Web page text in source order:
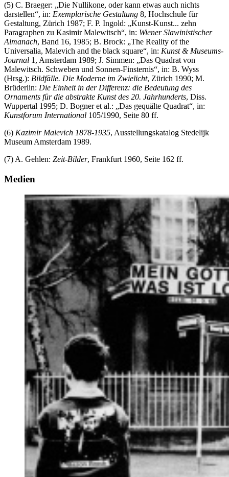
(5) C. Braeger: „Die Nullikone, oder kann etwas auch nichts
darstellen“, in: Exemplarische Gestaltung 8, Hochschule für
Gestaltung, Zürich 1987; F. P. Ingold: „Kunst-Kunst... zehn
Paragraphen zu Kasimir Malewitsch“, in: Wiener Slawinistischer
Almanach, Band 16, 1985; B. Brock: „The Reality of the
Universalia, Malevich and the black square“, in: Kunst & Museums-
Journal 1, Amsterdam 1989; J. Simmen: „Das Quadrat von
Malewitsch. Schweben und Sonnen-Finsternis“, in: B. Wyss
(Hrsg.): Bildfälle. Die Moderne im Zwielicht, Zürich 1990; M.
Brüderlin: Die Einheit in der Differenz: die Bedeutung des
Ornaments für die abstrakte Kunst des 20. Jahrhunderts, Diss.
Wuppertal 1995; D. Bogner et al.: „Das gequälte Quadrat“, in:
Kunstforum International 105/1990, Seite 80 ff.
(6) Kazimir Malevich 1878-1935, Ausstellungskatalog Stedelijk
Museum Amsterdam 1989.
(7) A. Gehlen: Zeit-Bilder, Frankfurt 1960, Seite 162 ff.
Medien